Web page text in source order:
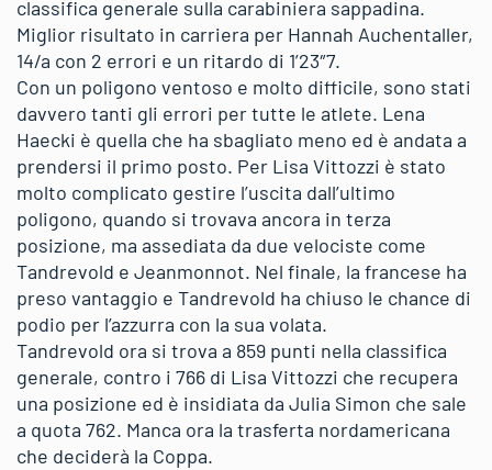
classifica generale sulla carabiniera sappadina.
Miglior risultato in carriera per Hannah Auchentaller,
14/a con 2 errori e un ritardo di 1’23″7.
Con un poligono ventoso e molto difficile, sono stati
davvero tanti gli errori per tutte le atlete. Lena
Haecki è quella che ha sbagliato meno ed è andata a
prendersi il primo posto. Per Lisa Vittozzi è stato
molto complicato gestire l’uscita dall’ultimo
poligono, quando si trovava ancora in terza
posizione, ma assediata da due velociste come
Tandrevold e Jeanmonnot. Nel finale, la francese ha
preso vantaggio e Tandrevold ha chiuso le chance di
podio per l’azzurra con la sua volata.
Tandrevold ora si trova a 859 punti nella classifica
generale, contro i 766 di Lisa Vittozzi che recupera
una posizione ed è insidiata da Julia Simon che sale
a quota 762. Manca ora la trasferta nordamericana
che deciderà la Coppa.